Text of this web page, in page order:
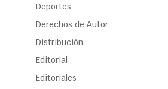
Deportes
Derechos de Autor
Distribución
Editorial
Editoriales